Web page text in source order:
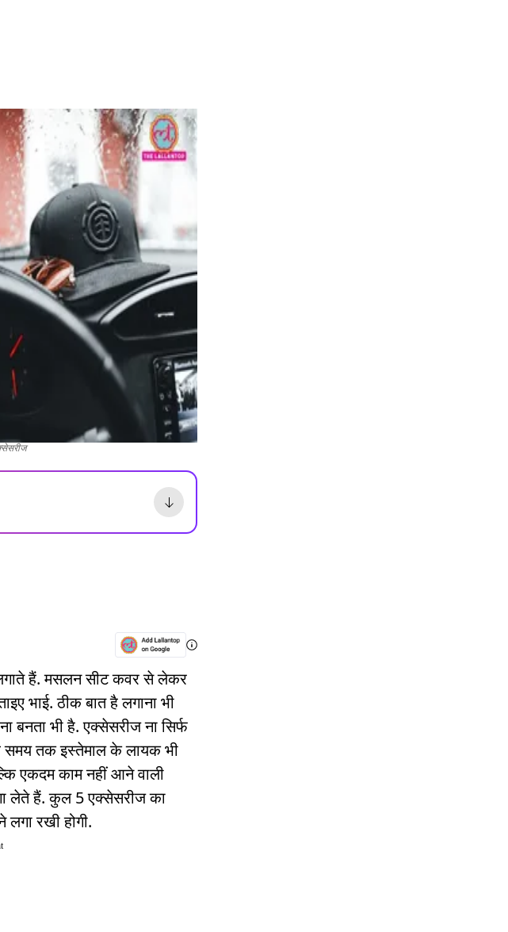
हैं. मसलन सीट कवर से लेकर
भाई. ठीक बात है लगाना भी
बनता भी है. एक्सेसरीज ना सिर्फ
समय तक इस्तेमाल के लायक भी
एकदम काम नहीं आने वाली
लेते हैं. कुल 5 एक्सेसरीज का
रखी होगी.